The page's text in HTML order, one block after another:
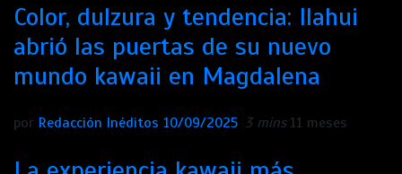
Color, dulzura y tendencia: Ilahui
abrió las puertas de su nuevo
mundo kawaii en Magdalena
por Redacción Inéditos 10/09/2025 3 mins 11 meses